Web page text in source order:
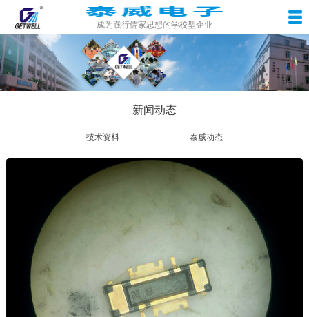
成为践行儒家思想的学校型企业
新闻动态
技术资料 泰威动态